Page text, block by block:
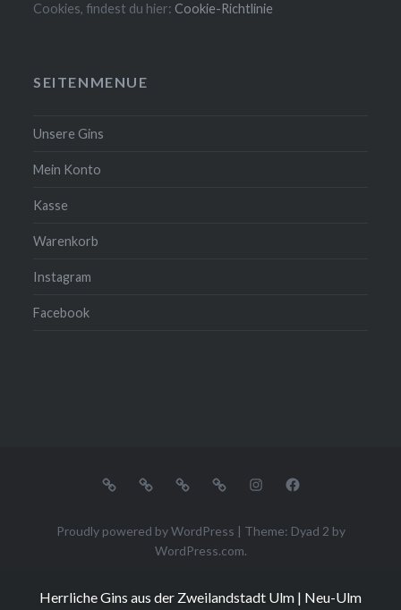
Cookies, findest du hier: Cookie-Richtlinie
SEITENMENUE
Unsere Gins
Mein Konto
Kasse
Warenkorb
Instagram
Facebook
Unsere
Gins
Mein
Konto
KasseWarenkorb
InstagramFacebook
Proudly powered by WordPress | Theme: Dyad 2 by
WordPress.com.
Herrliche Gins aus der Zweilandstadt Ulm | Neu-Ulm